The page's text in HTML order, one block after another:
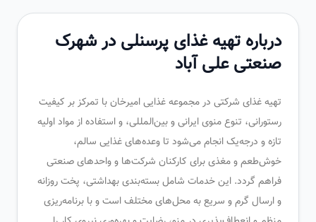
درباره تهیه غذای پرسنلی در شهرک
صنعتی علی آباد
تهیه غذای شرکتی در مجموعه غذایی امیرخان با تمرکز بر کیفیت
رستورانی، تنوع منوی ایرانی و بین‌المللی، و استفاده از مواد اولیه
تازه و درجه‌یک انجام می‌شود تا وعده‌های غذایی سالم،
خوش‌طعم و مغذی برای کارکنان شرکت‌ها و واحدهای صنعتی
فراهم گردد. این خدمات شامل بسته‌بندی بهداشتی، پخت روزانه
و ارسال گرم و سریع به محل‌های مختلف است و با برنامه‌ریزی